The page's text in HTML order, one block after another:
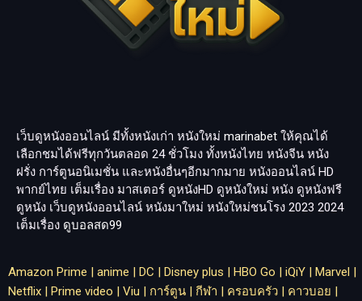
เว็บดูหนังออนไลน์ มีทั้งหนังเก่า หนังใหม่ marinabet ให้คุณได้
เลือกชมได้ฟรีทุกวันตลอด 24 ชั่วโมง ทั้งหนังไทย หนังจีน หนัง
ฝรั่ง การ์ตูนอนิเมชั่น และหนังอื่นๆอีกมากมาย หนังออนไลน์ HD
พากย์ไทย เต็มเรื่อง มาสเตอร์ ดูหนังHD ดูหนังใหม่ หนัง ดูหนังฟรี
ดูหนัง เว็บดูหนังออนไลน์ หนังมาใหม่ หนังใหม่ชนโรง 2023 2024
เต็มเรื่อง ดูบอลสด99
Amazon Prime | anime | DC | Disney plus | HBO Go | iQiY | Marvel |
Netflix | Prime video | Viu | การ์ตูน | กีฬา | ครอบครัว | คาวบอย |